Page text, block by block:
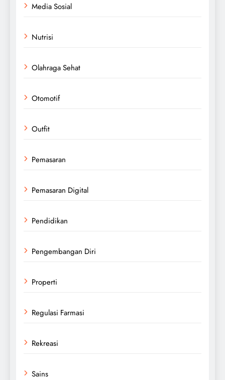
Media Sosial
Nutrisi
Olahraga Sehat
Otomotif
Outfit
Pemasaran
Pemasaran Digital
Pendidikan
Pengembangan Diri
Properti
Regulasi Farmasi
Rekreasi
Sains